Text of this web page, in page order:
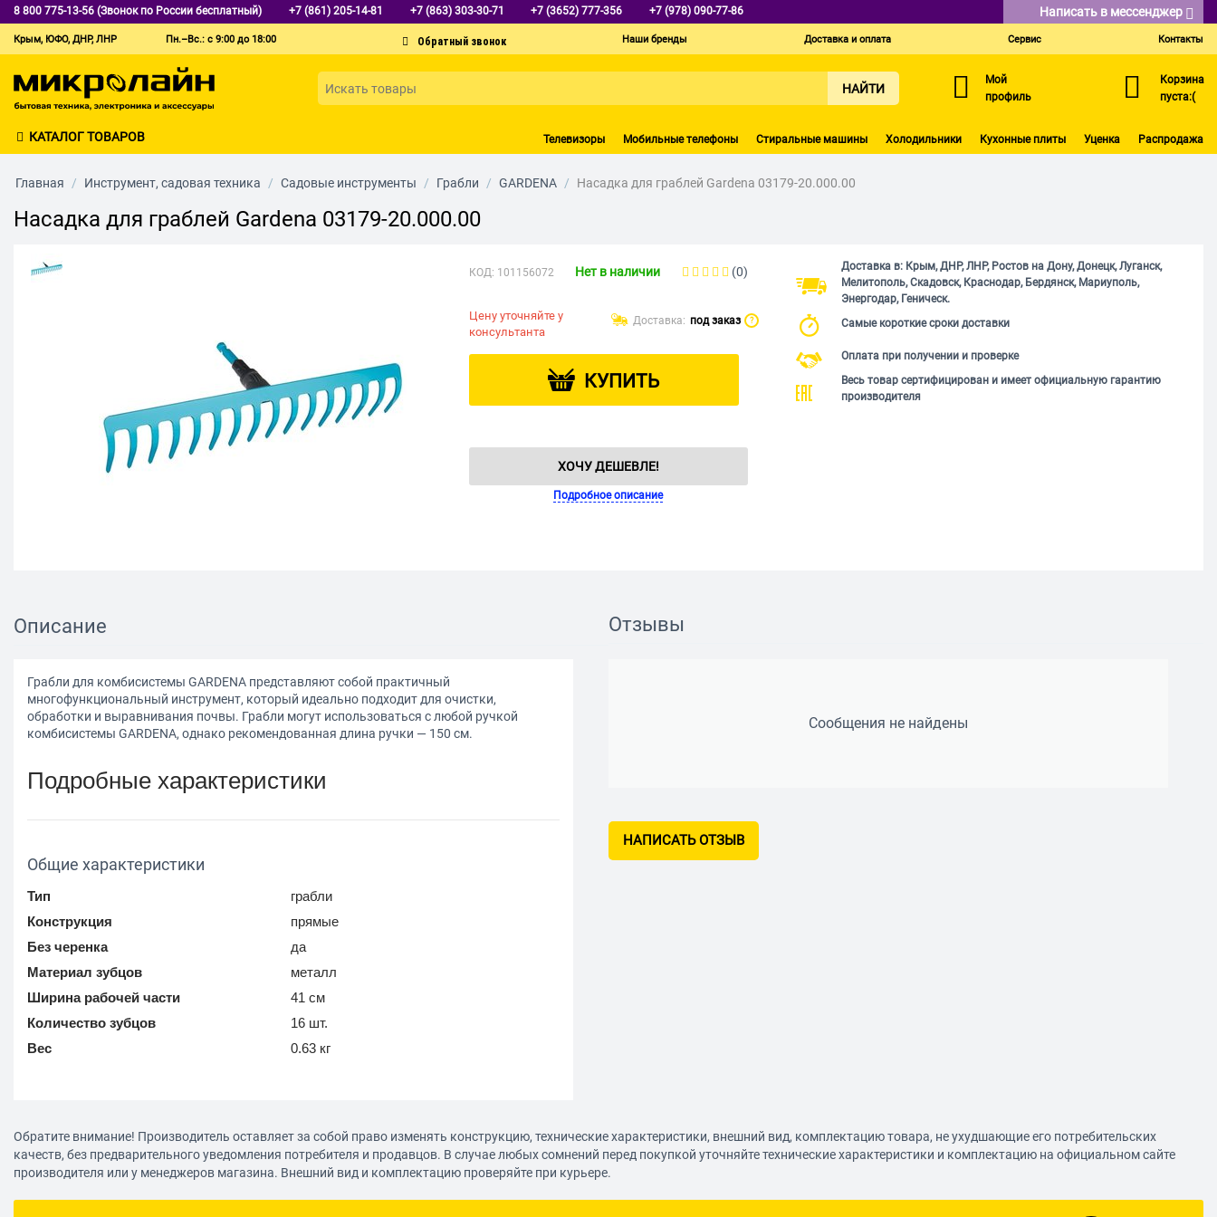
8 800 775-13-56 (Звонок по России бесплатный) +7 (861) 205-14-81 +7 (863) 303-30-71 +7 (3652) 777-356 +7 (978) 090-77-86 Написать в мессенджер
Крым, ЮФО, ДНР, ЛНР Пн.–Вс.: с 9:00 до 18:00 Наши бренды Доставка и оплата Сервис Контакты
НАЙТИ
Мой
профиль
Корзина
пуста:(
КАТАЛОГ ТОВАРОВ Телевизоры Мобильные телефоны Стиральные машины Холодильники Кухонные плиты Уценка Распродажа
Главная / Инструмент, садовая техника / Садовые инструменты / Грабли / GARDENA / Насадка для граблей Gardena 03179-20.000.00
Насадка для граблей Gardena 03179-20.000.00
КОД: 101156072 Нет в наличии (0)
Цену уточняйте у
консультанта
Доставка: под заказ ?
КУПИТЬ
ХОЧУ ДЕШЕВЛЕ!
Подробное описание
Доставка в: Крым, ДНР, ЛНР, Ростов на Дону, Донецк, Луганск,
Мелитополь, Скадовск, Краснодар, Бердянск, Мариуполь,
Энергодар, Геническ.
Самые короткие сроки доставки
Оплата при получении и проверке
Весь товар сертифицирован и имеет официальную гарантию
производителя
Описание
Грабли для комбисистемы GARDENA представляют собой практичный
многофункциональный инструмент, который идеально подходит для очистки,
обработки и выравнивания почвы. Грабли могут использоваться с любой ручкой
комбисистемы GARDENA, однако рекомендованная длина ручки — 150 см.
Подробные характеристики
Общие характеристики
Тип
грабли
Конструкция
прямые
Без черенка
да
Материал зубцов
металл
Ширина рабочей части
41 см
Количество зубцов
16 шт.
Вес
0.63 кг
Отзывы
Сообщения не найдены
НАПИСАТЬ ОТЗЫВ
Обратите внимание! Производитель оставляет за собой право изменять конструкцию, технические характеристики, внешний вид, комплектацию товара, не ухудшающие его потребительских
качеств, без предварительного уведомления потребителя и продавцов. В случае любых сомнений перед покупкой уточняйте технические характеристики и комплектацию на официальном сайте
производителя или у менеджеров магазина. Внешний вид и комплектацию проверяйте при курьере.